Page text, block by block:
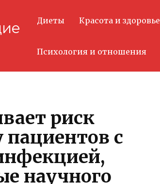
Диеты Красота и здоровье
Психология и отношения
риск
пациентов с
научного